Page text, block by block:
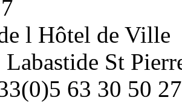
l Hôtel de Ville
St
63 30 50 27